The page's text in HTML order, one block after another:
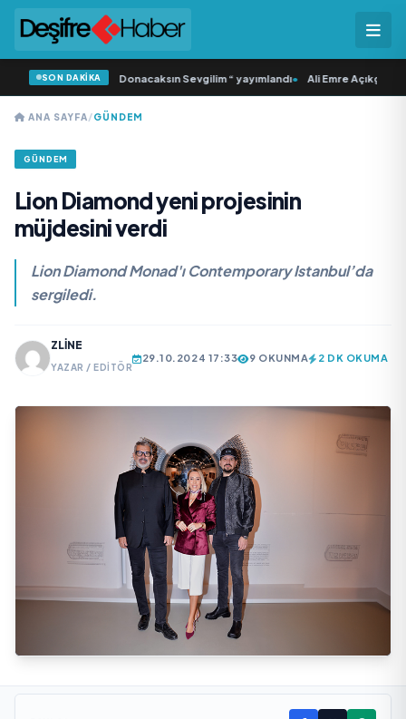
SON DAKİKA
‘dan İkinci Tekli “Donacaksın Sevgilim “ yayımlandı• Ali Emre Açıkgöz
ANA SAYFA/GÜNDEM
GÜNDEM
Lion Diamond yeni projesinin
müjdesini verdi
Lion Diamond Monad'ı Contemporary Istanbul’da
sergiledi.
ZLINE
YAZAR / EDITÖR
29.10.2024 17:33 9 OKUNMA 2 DK OKUMA